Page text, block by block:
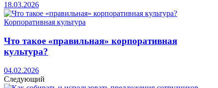
18.03.2026
Корпоративная культура
Что такое «правильная» корпоративная
культура?
04.02.2026
Следующий